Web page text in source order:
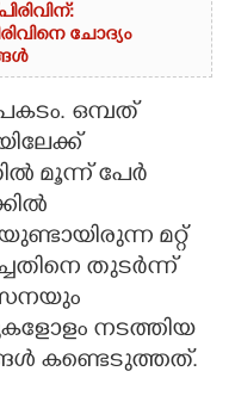
ചോദ്യം
ഒമ്പത്
മൂന്ന് പേർ
മറ്റ്
തുടർന്ന്
നടത്തിയ
കണ്ടെടുത്തത്.